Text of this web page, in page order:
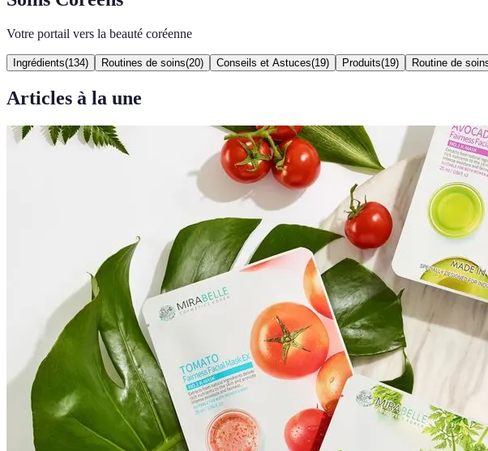
Votre portail vers la beauté coréenne
Ingrédients(134) Routines de soins(20) Conseils et Astuces(19) Produits(19) Routine de
Articles à la une